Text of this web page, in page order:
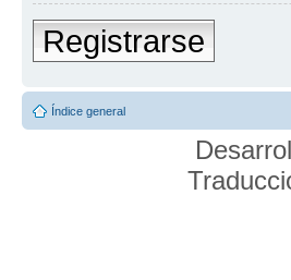
Registrarse
Índice general